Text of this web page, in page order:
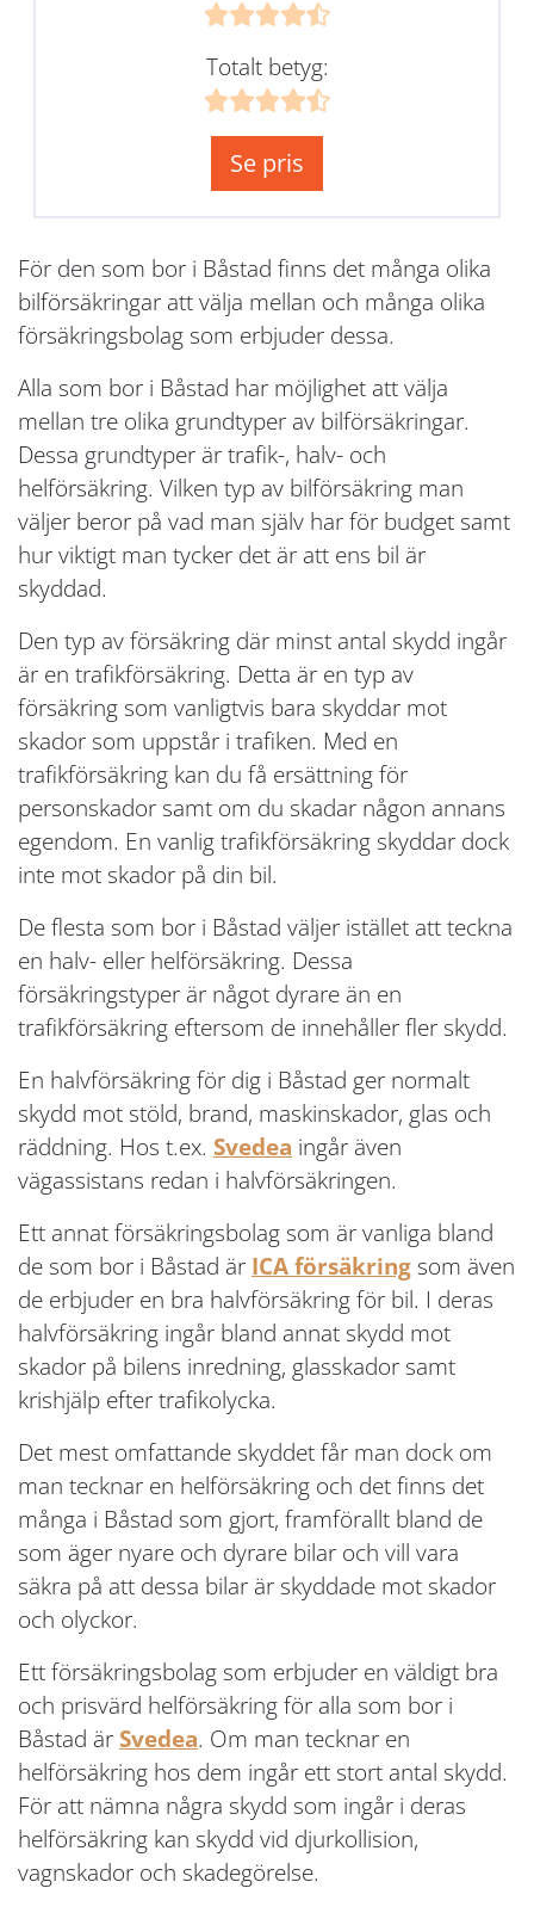
Totalt betyg:
Se pris
För den som bor i Båstad finns det många olika
bilförsäkringar att välja mellan och många olika
försäkringsbolag som erbjuder dessa.
Alla som bor i Båstad har möjlighet att välja
mellan tre olika grundtyper av bilförsäkringar.
Dessa grundtyper är trafik-, halv- och
helförsäkring. Vilken typ av bilförsäkring man
väljer beror på vad man själv har för budget samt
hur viktigt man tycker det är att ens bil är
skyddad.
Den typ av försäkring där minst antal skydd ingår
är en trafikförsäkring. Detta är en typ av
försäkring som vanligtvis bara skyddar mot
skador som uppstår i trafiken. Med en
trafikförsäkring kan du få ersättning för
personskador samt om du skadar någon annans
egendom. En vanlig trafikförsäkring skyddar dock
inte mot skador på din bil.
De flesta som bor i Båstad väljer istället att teckna
en halv- eller helförsäkring. Dessa
försäkringstyper är något dyrare än en
trafikförsäkring eftersom de innehåller fler skydd.
En halvförsäkring för dig i Båstad ger normalt
skydd mot stöld, brand, maskinskador, glas och
räddning. Hos t.ex. Svedea ingår även
vägassistans redan i halvförsäkringen.
Ett annat försäkringsbolag som är vanliga bland
de som bor i Båstad är ICA försäkring som även
de erbjuder en bra halvförsäkring för bil. I deras
halvförsäkring ingår bland annat skydd mot
skador på bilens inredning, glasskador samt
krishjälp efter trafikolycka.
Det mest omfattande skyddet får man dock om
man tecknar en helförsäkring och det finns det
många i Båstad som gjort, framförallt bland de
som äger nyare och dyrare bilar och vill vara
säkra på att dessa bilar är skyddade mot skador
och olyckor.
Ett försäkringsbolag som erbjuder en väldigt bra
och prisvärd helförsäkring för alla som bor i
Båstad är Svedea. Om man tecknar en
helförsäkring hos dem ingår ett stort antal skydd.
För att nämna några skydd som ingår i deras
helförsäkring kan skydd vid djurkollision,
vagnskador och skadegörelse.